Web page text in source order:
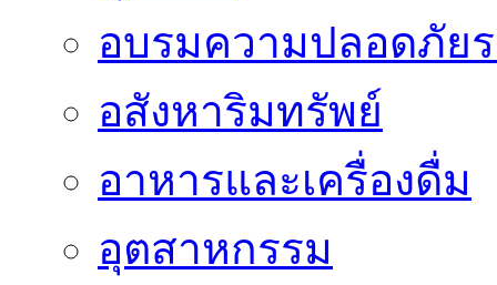
อบรมความปลอดภัย
อสังหาริมทรัพย์
อาหารและเครื่องดื่ม
อุตสาหกรรม